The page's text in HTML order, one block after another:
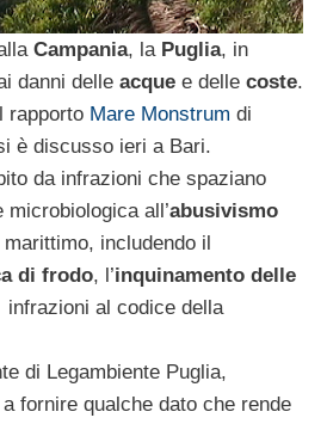
Campania, la Puglia, in
danni delle acque e delle coste.
rapporto Mare Monstrum di
è discusso ieri a Bari.
da infrazioni che spaziano
all’abusivismo
includendo il
di frodo, l’inquinamento delle
al codice della
di Legambiente Puglia,
a fornire qualche dato che rende